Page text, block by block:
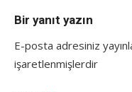
Bir yanıt yazın
E-posta adresiniz
işaretlenmişlerdir